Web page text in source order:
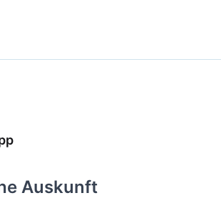
Auskunft